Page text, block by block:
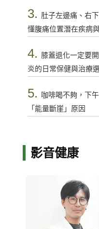
3. 肚子左邊痛、右
懂腹痛位置潛在疾病
4. 膝蓋退化一定要
炎的日常保健與治療
5.
咖啡喝不夠，下
「能量斷崖」原因
影音健康